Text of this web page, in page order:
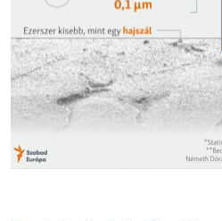
A MÚLT TANULSÁGAI
KÖVESSEN MINKET!
Valamennyi RFE/RL weboldal